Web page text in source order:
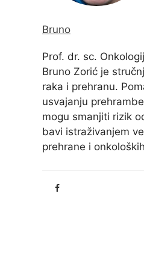
Bruno
Prof. dr. sc.
Bruno Zorić je
raka i prehranu.
usvajanju
mogu smanjiti rizik
bavi istraživanjem
prehrane i